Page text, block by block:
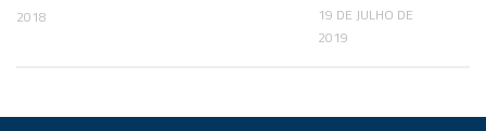
2018
19 DE JULHO DE
2019